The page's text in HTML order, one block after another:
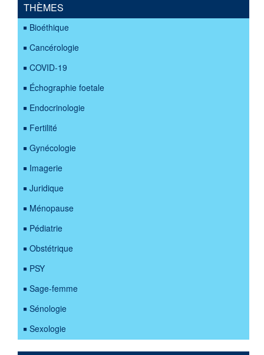
THÈMES
Bioéthique
Cancérologie
COVID-19
Échographie foetale
Endocrinologie
Fertilité
Gynécologie
Imagerie
Juridique
Ménopause
Pédiatrie
Obstétrique
PSY
Sage-femme
Sénologie
Sexologie